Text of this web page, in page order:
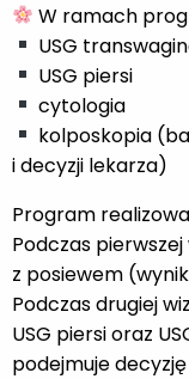
W ramach
USG
USG piersi
cytologia
kolposkopia
i decyzji lekarza)
Program
Podczas
z posiewem
Podczas drugiej
USG piersi oraz
podejmuje